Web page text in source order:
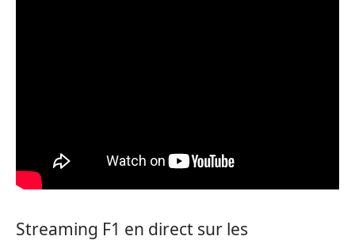
Streaming F1 en direct sur les